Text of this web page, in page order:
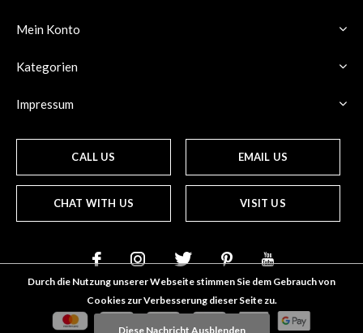
Mein Konto
Kategorien
Impressum
CALL US EMAIL US
CHAT WITH US VISIT US
Durch die Nutzung unserer Webseite stimmen Sie dem Gebrauch von
Cookies zur Verbesserung dieser Seite zu.
Diese Nachricht Ausblenden